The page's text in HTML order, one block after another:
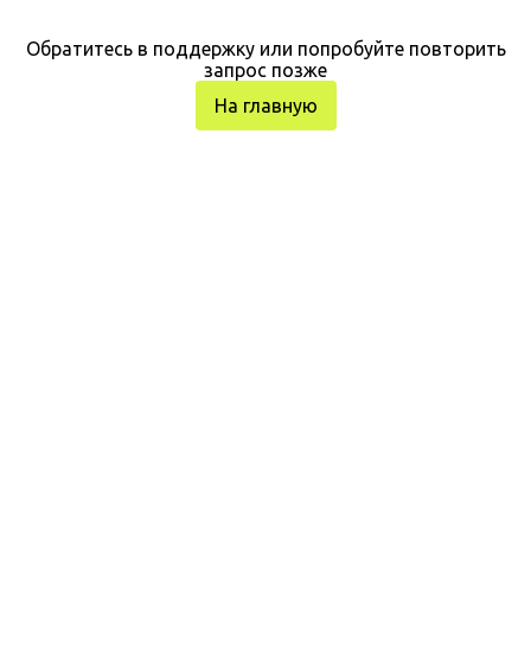
Обратитесь в поддержку или попробуйте повторить
запрос позже
На главную